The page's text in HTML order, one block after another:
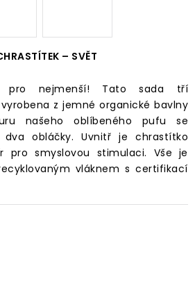
– SVĚT
pro nejmenší! Tato sada tří
z jemné organické bavlny
našeho oblíbeného pufu se
obláčky. Uvnitř je chrastítko
pro smyslovou stimulaci. Vše je
vláknem s certifikací